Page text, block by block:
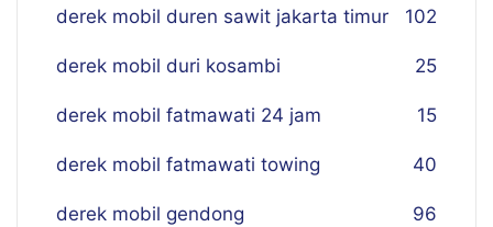
derek mobil duren sawit jakarta timur 102
derek mobil duri kosambi 25
derek mobil fatmawati 24 jam 15
derek mobil fatmawati towing 40
derek mobil gendong 96